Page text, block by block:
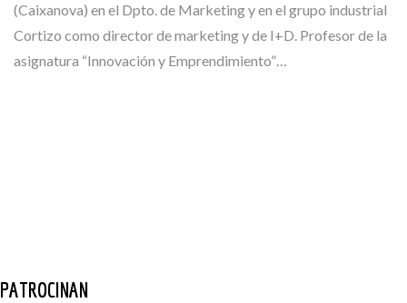
(Caixanova) en el Dpto. de Marketing y en el grupo industrial
Cortizo como director de marketing y de I+D. Profesor de la
asignatura “Innovación y Emprendimiento”…
PATROCINAN